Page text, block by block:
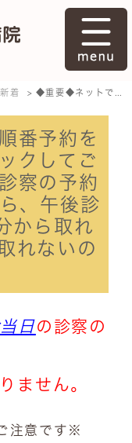
新着
番予約を
クしてご
察の予約
、午後診
から取れ
れないの
日の診察の
ません。
注意です※